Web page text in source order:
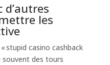
d’autres
les
stupid casino cashback
souvent des tours